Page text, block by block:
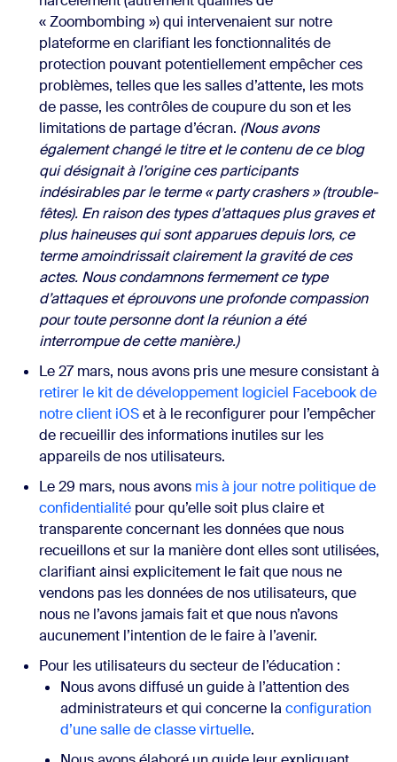
« Zoombombing ») qui intervenaient sur notre
plateforme en clarifiant les fonctionnalités de
protection pouvant potentiellement empêcher ces
problèmes, telles que les salles d’attente, les mots
de passe, les contrôles de coupure du son et les
limitations de partage d’écran. (Nous avons
également changé le titre et le contenu de ce blog
qui désignait à l’origine ces participants
indésirables par le terme « party crashers » (trouble-
fêtes). En raison des types d’attaques plus graves et
plus haineuses qui sont apparues depuis lors, ce
terme amoindrissait clairement la gravité de ces
actes. Nous condamnons fermement ce type
d’attaques et éprouvons une profonde compassion
pour toute personne dont la réunion a été
interrompue de cette manière.)
Le 27 mars, nous avons pris une mesure consistant à
retirer le kit de développement logiciel Facebook de
notre client iOSet à le reconfigurer pour l’empêcher
de recueillir des informations inutiles sur les
appareils de nos utilisateurs.
Le 29 mars, nous avons mis à jour notre politique de
confidentialité pour qu’elle soit plus claire et
transparente concernant les données que nous
recueillons et sur la manière dont elles sont utilisées,
clarifiant ainsi explicitement le fait que nous ne
vendons pas les données de nos utilisateurs, que
nous ne l’avons jamais fait et que nous n’avons
aucunement l’intention de le faire à l’avenir.
Pour les utilisateurs du secteur de l’éducation :
Nous avons diffusé un guide à l’attention des
administrateurs et qui concerne la configuration
d’une salle de classe virtuelle.